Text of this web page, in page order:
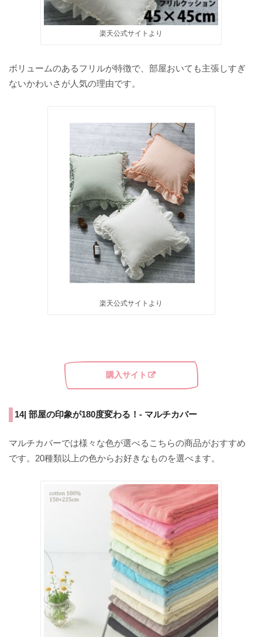
楽天公式サイトより
ボリュームのあるフリルが特徴で、部屋おいても主張しすぎ
ないかわいさが人気の理由です。
楽天公式サイトより
購入サイト
14| 部屋の印象が180度変わる！- マルチカバー
マルチカバーでは様々な色が選べるこちらの商品がおすすめ
です。20種類以上の色からお好きなものを選べます。